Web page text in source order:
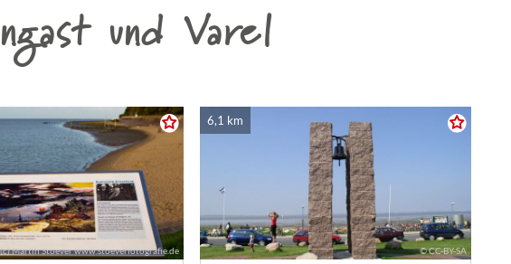
und Varel